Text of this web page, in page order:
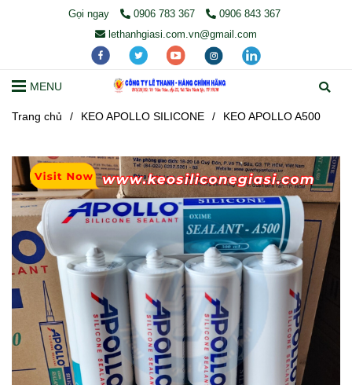
Gọi ngay 0906 783 367
0906 843 367
lethanhgiasi.com.vn@gmail.com
MENU
Trang chủ / KEO APOLLO SILICONE / KEO APOLLO A500